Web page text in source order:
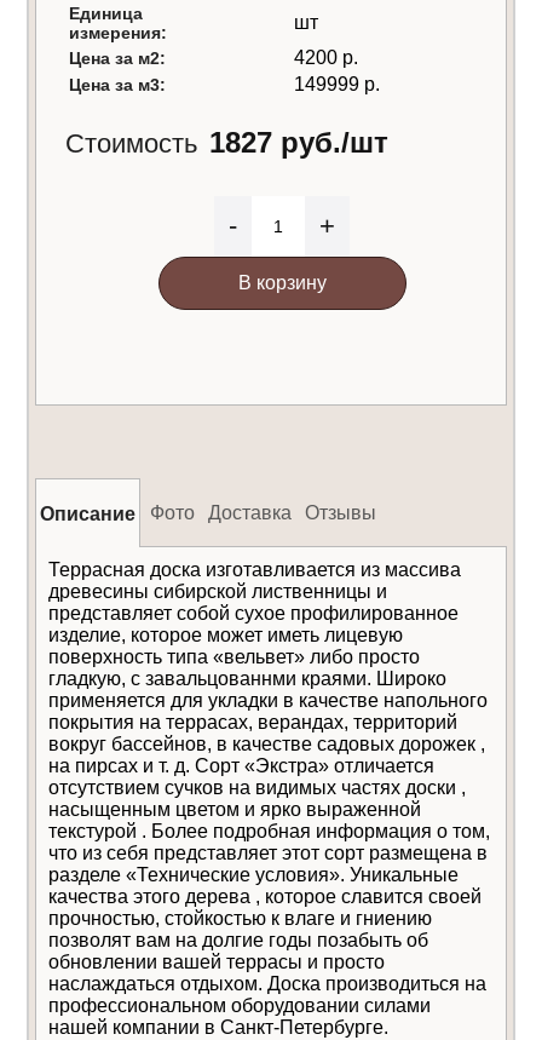
Единица
измерения:
шт
Цена за м2: 4200 р.
Цена за м3: 149999 р.
Стоимость 1827 руб./шт
- +
В корзину
Описание Фото Доставка Отзывы
Террасная доска изготавливается из массива
древесины сибирской лиственницы и
представляет собой сухое профилированное
изделие, которое может иметь лицевую
поверхность типа «вельвет» либо просто
гладкую, с завальцованнми краями. Широко
применяется для укладки в качестве напольного
покрытия на террасах, верандах, территорий
вокруг бассейнов, в качестве садовых дорожек ,
на пирсах и т. д. Сорт «Экстра» отличается
отсутствием cучков на видимых частях доски ,
насыщенным цветом и ярко выраженной
текстурой . Более подробная информация о том,
что из себя представляет этот сорт размещена в
разделе «Технические условия». Уникальные
качества этого дерева , которое славится своей
прочностью, стойкостью к влаге и гниению
позволят вам на долгие годы позабыть об
обновлении вашей террасы и просто
наслаждаться отдыхом. Доска производиться на
профессиональном оборудовании силами
нашей компании в Санкт-Петербурге.
Отправить Даюсогласие на обработку
персональных данных Уведомлять меня о
новых комментариях по электронной почте